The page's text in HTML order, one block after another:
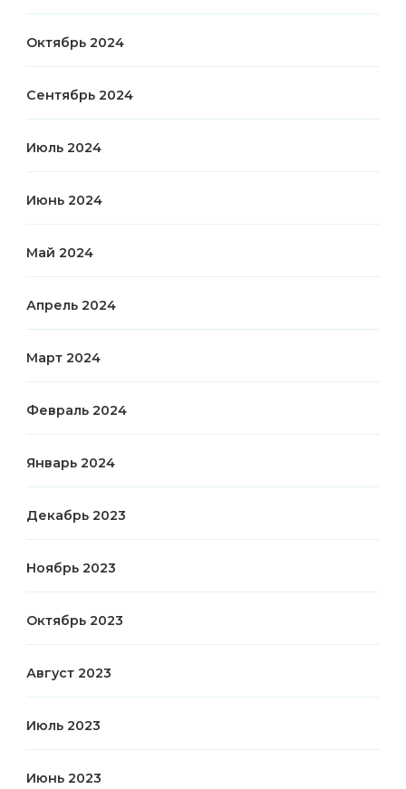
Октябрь 2024
Сентябрь 2024
Июль 2024
Июнь 2024
Май 2024
Апрель 2024
Март 2024
Февраль 2024
Январь 2024
Декабрь 2023
Ноябрь 2023
Октябрь 2023
Август 2023
Июль 2023
Июнь 2023